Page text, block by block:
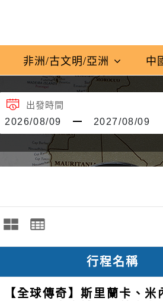
非洲/古文明/亞洲 中
出發時間
行程名稱
【全球傳奇】斯里蘭卡、米